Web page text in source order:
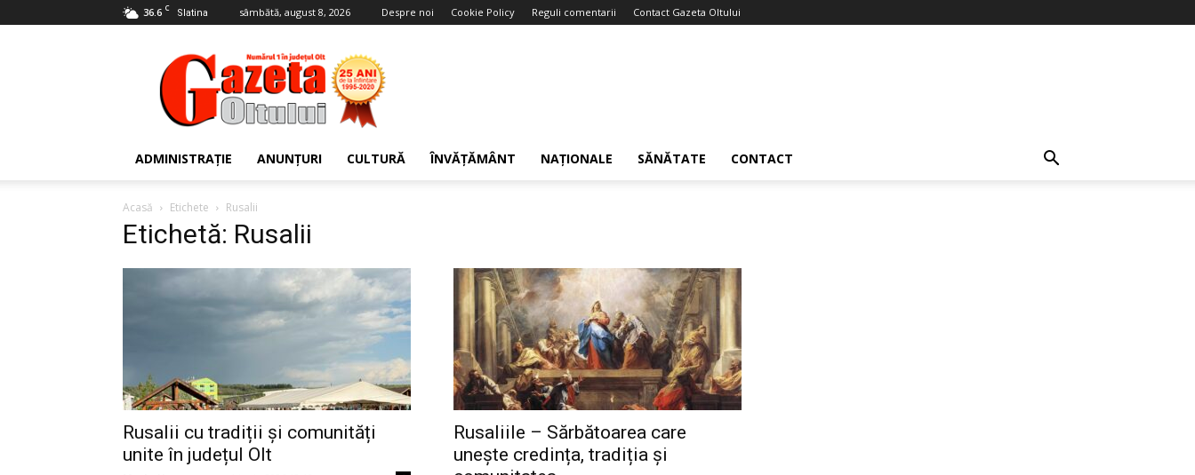
36.6 C Slatina sâmbătă, august 8, 2026 Despre noi Cookie Policy Reguli comentarii Contact Gazeta Oltului
Gazeta
Oltului
ADMINISTRAȚIE ANUNȚURI CULTURĂ ÎNVĂȚĂMÂNT NAȚIONALE SĂNĂTATE CONTACT
Acasă Etichete Rusalii
Etichetă: Rusalii
Rusalii cu tradiții și comunități
unite în județul Olt
Rusaliile – Sărbătoarea care
unește credința, tradiția și